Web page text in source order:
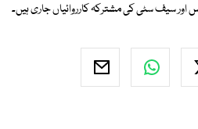
سیف سٹی کی مشترکہ کارروائیاں جاری ہیں۔